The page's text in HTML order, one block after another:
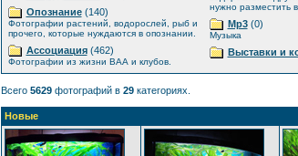
Опознание(140)
Фотографии растений, водорослей, рыб и
прочего, которые нуждаются в опознании.
Ассоциация(462)
Фотографии из жизни ВАА и клубов.
нужно разместить
Mp3(0)
Музыка
Выставки и
Всего 5629фотографий в 29категориях.
Новые